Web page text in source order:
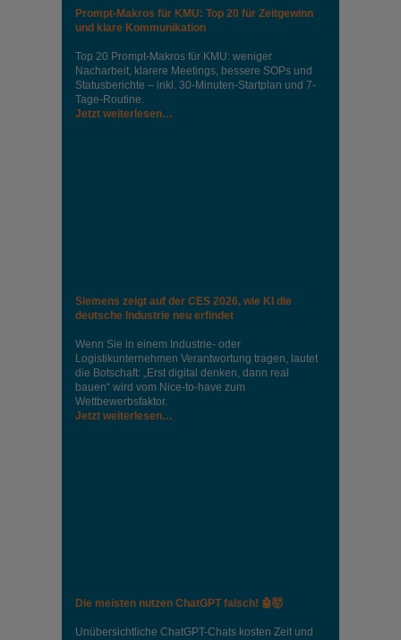
Prompt-Makros für KMU: Top 20 für Zeitgewinn
und klare Kommunikation
Top 20 Prompt-Makros für KMU: weniger
Nacharbeit, klarere Meetings, bessere SOPs und
Statusberichte – inkl. 30-Minuten-Startplan und 7-
Tage-Routine.
Jetzt weiterlesen…
Siemens zeigt auf der CES 2026, wie KI die
deutsche Industrie neu erfindet
Wenn Sie in einem Industrie‑ oder
Logistikunternehmen Verantwortung tragen, lautet
die Botschaft: „Erst digital denken, dann real
bauen“ wird vom Nice‑to‑have zum
Wettbewerbsfaktor.
Jetzt weiterlesen…
Die meisten nutzen ChatGPT falsch! 🤖🤯
Unübersichtliche ChatGPT-Chats kosten Zeit und